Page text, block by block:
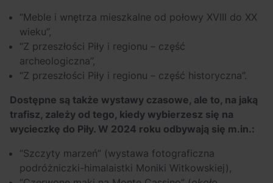
“Meble i wnętrza mieszkalne od połowy XVIII do XX
wieku”,
“Z przeszłości Piły i regionu – część
archeologiczna”,
“Z przeszłości Piły i regionu – część historyczna”.
Dostępne są także wystawy czasowe, ale to, na jaką
trafisz, zależy od tego, kiedy wybierzesz się na
wycieczkę do Piły. W 2024 roku odbywają się m.in.:
“Szczyty marzeń” (wystawa fotograficzna
podróżniczki-himalaistki Moniki Witkowskiej),